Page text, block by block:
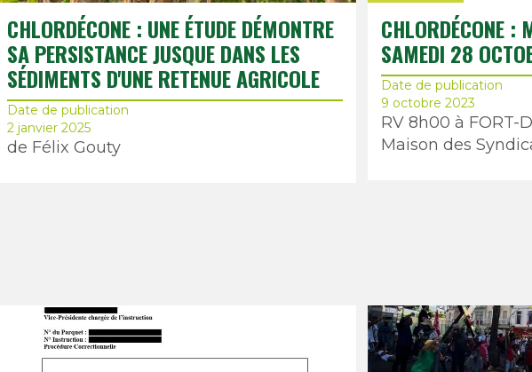
CHLORDÉCONE : UNE ÉTUDE DÉMONTRE
SA PERSISTANCE JUSQUE DANS LES
SÉDIMENTS D'UNE RETENUE AGRICOLE
Date de publication
2 janvier 2025
de Félix Gouty
CHLORDÉCONE :
SAMEDI 28
Date de publication
9 octobre 2023
RV 8h00 à FORT-
Maison des